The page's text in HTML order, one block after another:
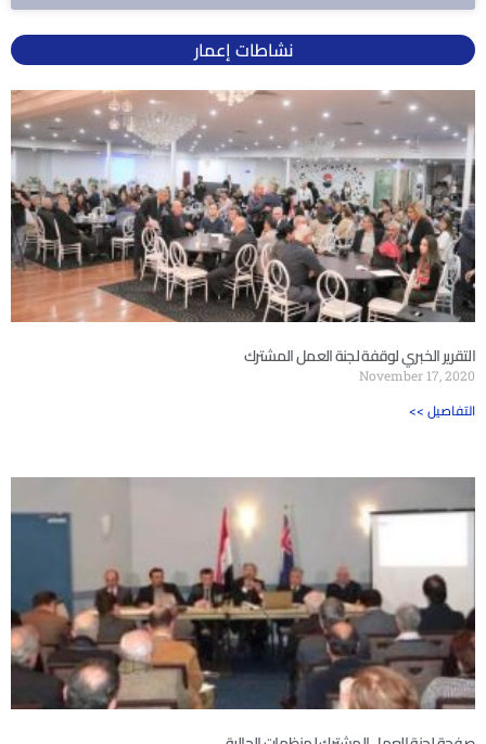
نشاطات إعمار
التقرير الخبري لوقفة لجنة العمل المشترك
November 17, 2020
<< التفاصيل